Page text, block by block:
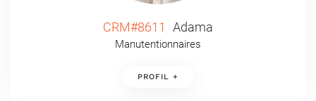
CRM#8611 Adama
Manutentionnaires
PROFIL +